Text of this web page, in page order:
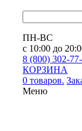
ПН-ВС
с 10:00 до
8 (800) 302-
КОРЗИНА
0 товаров.
Меню